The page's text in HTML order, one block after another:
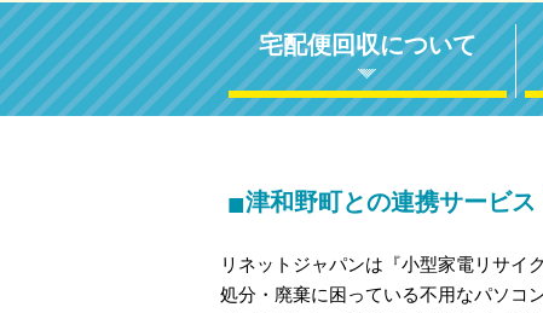
宅配便回収について
■津和野町との連携サービ
リネットジャパンは『小型家電リサイ
処分・廃棄に困っている不用なパソコ